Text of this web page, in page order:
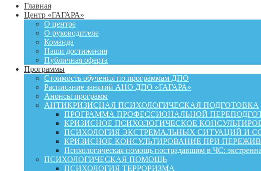
Главная
Центр «ГАГАРА»
О центре
О руководителе
Команда
Наши достижения
Публичная оферта
Программы
Стоимость обучения по программам ДПО
Расписание занятий АНО ДПО «ГАГАРА»
Анонсы программ
АНТИКРИЗИСНАЯ ПСИХОЛОГИЧЕСКАЯ ПОДГОТОВКА
ПРОГРАММА ПРОФЕССИОНАЛЬНОЙ
КРИЗИСНОЕ ПСИХОЛОГИЧЕСКОЕ
ПСИХОЛОГИЯ ЭКСТРЕМАЛЬНЫХ СИТУАЦИЙ И
КРИЗИСНОЕ КОНСУЛЬТИРОВАНИЕ ПРИ
Психологическая помощь пострадавшим в ЧС:
ПСИХОЛОГИЧЕСКАЯ ПОМОЩЬ
ПСИХОЛОГИЯ ТЕРРОРИЗМА